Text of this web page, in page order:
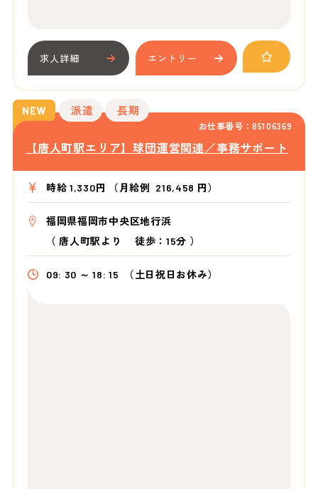
求人詳細 エントリー
お仕事番号：85106369
派遣 長期
【唐人町駅エリア】球団運営関連／事務サポート
時給 1,330円 （月給例 216,458 円）
福岡県福岡市中央区地行浜
（唐人町駅より 徒歩：15分 ）
09: 30 ～ 18: 15 （土日祝日お休み）